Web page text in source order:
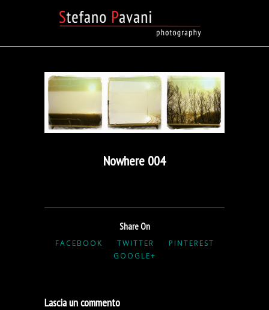
Nowhere 004
Share On
FACEBOOK TWITTER
PINTEREST
GOOGLE+
Lascia un commento